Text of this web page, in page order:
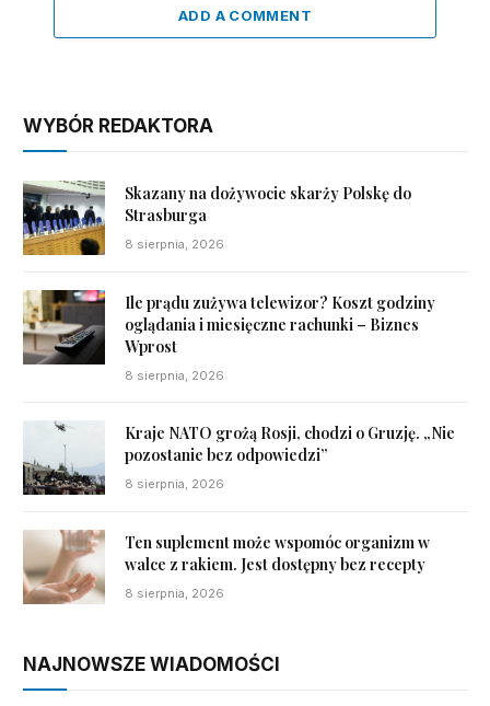
ADD A COMMENT
WYBÓR REDAKTORA
Skazany na dożywocie skarży Polskę do
Strasburga
8 sierpnia, 2026
Ile prądu zużywa telewizor? Koszt godziny
oglądania i miesięczne rachunki – Biznes
Wprost
8 sierpnia, 2026
Kraje NATO grożą Rosji, chodzi o Gruzję. „Nie
pozostanie bez odpowiedzi”
8 sierpnia, 2026
Ten suplement może wspomóc organizm w
walce z rakiem. Jest dostępny bez recepty
8 sierpnia, 2026
NAJNOWSZE WIADOMOŚCI